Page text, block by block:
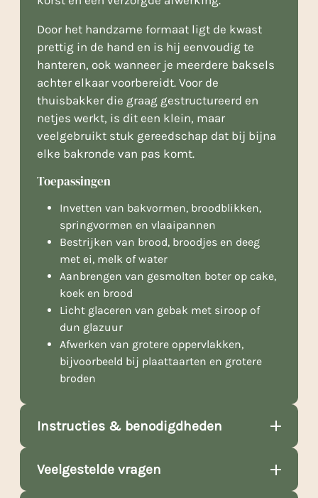
Door het handzame formaat ligt de kwast
prettig in de hand en is hij eenvoudig te
hanteren, ook wanneer je meerdere baksels
achter elkaar voorbereidt. Voor de
thuisbakker die graag gestructureerd en
netjes werkt, is dit een klein, maar
veelgebruikt stuk gereedschap dat bij bijna
elke bakronde van pas komt.
Toepassingen
Invetten van bakvormen, broodblikken,
springvormen en vlaaipannen
Bestrijken van brood, broodjes en deeg
met ei, melk of water
Aanbrengen van gesmolten boter op cake,
koek en brood
Licht glaceren van gebak met siroop of
dun glazuur
Afwerken van grotere oppervlakken,
bijvoorbeeld bij plaattaarten en grotere
broden
Instructies & benodigdheden
Veelgestelde vragen